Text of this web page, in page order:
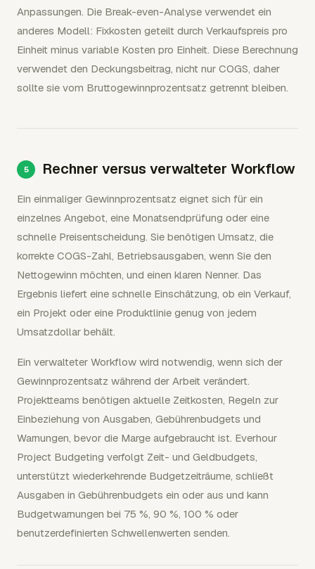
Anpassungen. Die Break-even-Analyse verwendet ein
anderes Modell: Fixkosten geteilt durch Verkaufspreis pro
Einheit minus variable Kosten pro Einheit. Diese Berechnung
verwendet den Deckungsbeitrag, nicht nur COGS, daher
sollte sie vom Bruttogewinnprozentsatz getrennt bleiben.
Rechner versus verwalteter Workflow
Ein einmaliger Gewinnprozentsatz eignet sich für ein
einzelnes Angebot, eine Monatsendprüfung oder eine
schnelle Preisentscheidung. Sie benötigen Umsatz, die
korrekte COGS-Zahl, Betriebsausgaben, wenn Sie den
Nettogewinn möchten, und einen klaren Nenner. Das
Ergebnis liefert eine schnelle Einschätzung, ob ein Verkauf,
ein Projekt oder eine Produktlinie genug von jedem
Umsatzdollar behält.
Ein verwalteter Workflow wird notwendig, wenn sich der
Gewinnprozentsatz während der Arbeit verändert.
Projektteams benötigen aktuelle Zeitkosten, Regeln zur
Einbeziehung von Ausgaben, Gebührenbudgets und
Warnungen, bevor die Marge aufgebraucht ist. Everhour
Project Budgeting verfolgt Zeit- und Geldbudgets,
unterstützt wiederkehrende Budgetzeiträume, schließt
Ausgaben in Gebührenbudgets ein oder aus und kann
Budgetwarnungen bei 75 %, 90 %, 100 % oder
benutzerdefinierten Schwellenwerten senden.